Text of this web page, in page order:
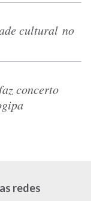
cultural no
concerto
redes